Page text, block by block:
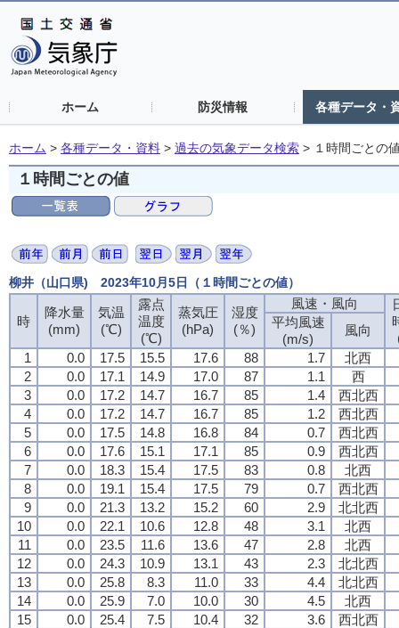
ホーム 防災情報 各種データ・
ホーム > 各種データ・資料 > 過去の気象データ検索 > １時間ごとの
１時間ごとの値
柳井（山口県) 2023年10月5日（１時間ごとの値）
時
降水量
(mm)
気温
(℃)
露点
温度
(℃)
蒸気圧
(hPa)
湿度
(％)
風速・風向
平均風速
(m/s)
風向
1
0.0 17.5 15.5 17.6 88 1.7
北西
2
0.0 17.1 14.9 17.0 87 1.1
西
3
0.0 17.2 14.7 16.7 85 1.4
西北西
4
0.0 17.2 14.7 16.7 85 1.2
西北西
5
0.0 17.5 14.8 16.8 84 0.7
西北西
6
0.0 17.6 15.1 17.1 85 0.9
西北西
7
0.0 18.3 15.4 17.5 83 0.8
北西
8
0.0 19.1 15.4 17.5 79 0.7
西北西
9
0.0 21.3 13.2 15.2 60 2.9
北北西
10
0.0 22.1 10.6 12.8 48 3.1
北西
11
0.0 23.5 11.6 13.6 47 2.8
北西
12
0.0 24.3 10.9 13.1 43 2.3
北北西
13
0.0 25.8 8.3 11.0 33 4.4
北北西
14
0.0 25.9 7.0 10.0 30 4.5
北西
15
0.0 25.4 7.5 10.4 32 3.6
西北西